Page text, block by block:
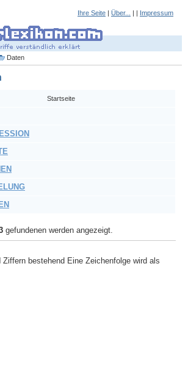
Ihre Seite | Über... | | Impressum
Daten
Startseite
gefundenen werden angezeigt.
bestehend Eine Zeichenfolge wird als